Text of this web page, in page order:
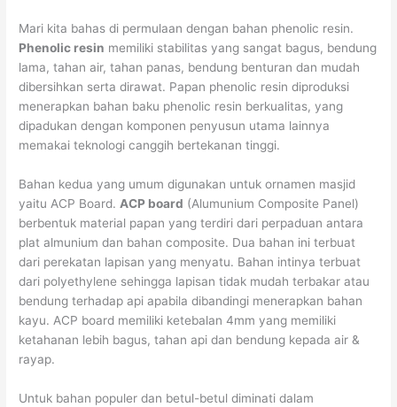
Mari kita bahas di permulaan dengan bahan phenolic resin.
Phenolic resin memiliki stabilitas yang sangat bagus, bendung
lama, tahan air, tahan panas, bendung benturan dan mudah
dibersihkan serta dirawat. Papan phenolic resin diproduksi
menerapkan bahan baku phenolic resin berkualitas, yang
dipadukan dengan komponen penyusun utama lainnya
memakai teknologi canggih bertekanan tinggi.
Bahan kedua yang umum digunakan untuk ornamen masjid
yaitu ACP Board.ACP board (Alumunium Composite Panel)
berbentuk material papan yang terdiri dari perpaduan antara
plat almunium dan bahan composite. Dua bahan ini terbuat
dari perekatan lapisan yang menyatu. Bahan intinya terbuat
dari polyethylene sehingga lapisan tidak mudah terbakar atau
bendung terhadap api apabila dibandingi menerapkan bahan
kayu. ACP board memiliki ketebalan 4mm yang memiliki
ketahanan lebih bagus, tahan api dan bendung kepada air &
rayap.
Untuk bahan populer dan betul-betul diminati dalam